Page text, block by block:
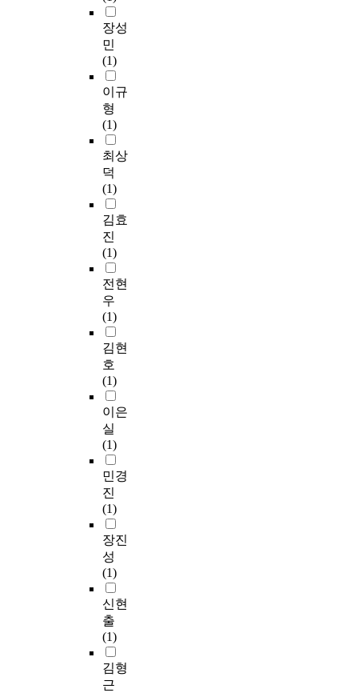
장성
민
(1)
이규
형
(1)
최상
덕
(1)
김효
진
(1)
전현
우
(1)
김현
호
(1)
이은
실
(1)
민경
진
(1)
장진
성
(1)
신현
출
(1)
김형
근